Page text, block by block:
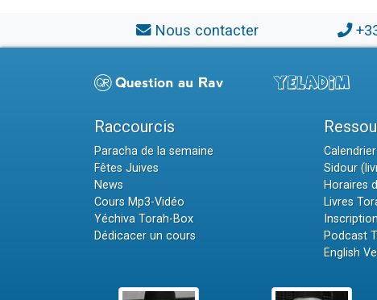
Nous contacter
Raccourcis
Paracha de la semaine
Fêtes Juives
News
Cours Mp3-Vidéo
Yéchiva Torah-Box
Dédicacer un cours
Sidour
Horaires
Livres
Podcast
English